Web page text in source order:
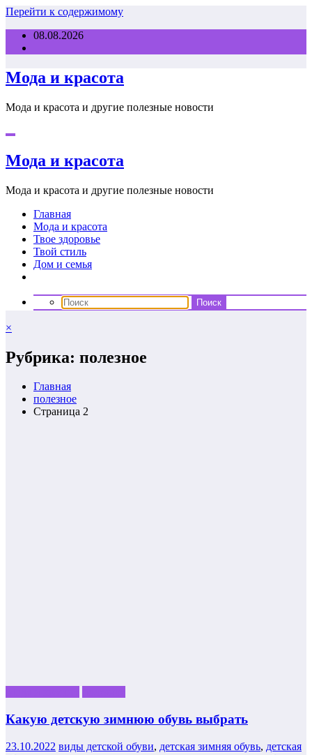
Перейти к содержимому
08.08.2026
Мода и красота
Мода и красота и другие полезные новости
Мода и красота
Мода и красота и другие полезные новости
Главная
Мода и красота
Твое здоровье
Твой стиль
Дом и семья
×
Рубрика: полезное
Главная
полезное
Страница 2
Какую детскую зимнюю обувь выбрать
23.10.2022 виды детской обуви, детская зимняя обувь, детская